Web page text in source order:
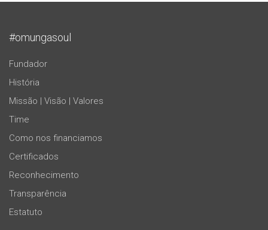
#omungasoul
Fundador
História
Missão | Visão | Valores
Time
Como nos financiamos
Certificados
Reconhecimento
Transparência
Estatuto